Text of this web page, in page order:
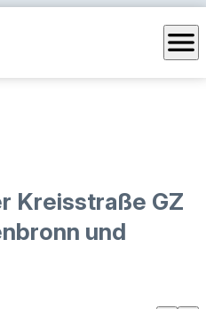
menu
Kreisstraße GZ
und